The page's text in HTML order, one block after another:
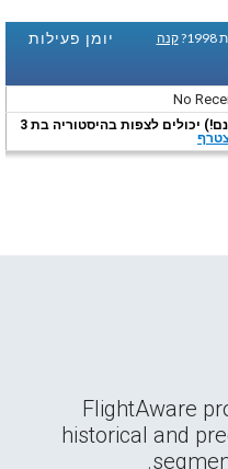
יומן פעילות
קנה
No
משתמשים רשומים (הרישום הוא קל ובחינם!) יכולים לצפות בהיסטוריה בת 3
FlightAware
historical and